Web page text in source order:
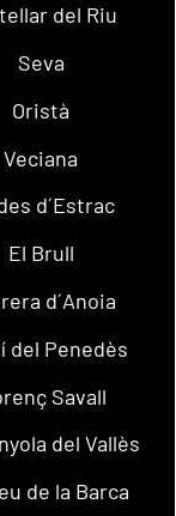
del Riu
Seva
Oristà
Veciana
d´Estrac
El Brull
d´Anoia
del Penedès
Savall
del Vallès
de la Barca